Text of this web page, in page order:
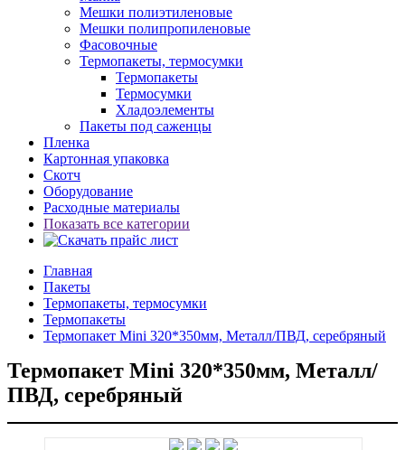
Мешки полиэтиленовые
Мешки полипропиленовые
Фасовочные
Термопакеты, термосумки
Термопакеты
Термосумки
Хладоэлементы
Пакеты под саженцы
Пленка
Картонная упаковка
Скотч
Оборудование
Расходные материалы
Показать все категории
Главная
Пакеты
Термопакеты, термосумки
Термопакеты
Термопакет Mini 320*350мм, Металл/ПВД, серебряный
Термопакет Mini 320*350мм, Металл/
ПВД, серебряный